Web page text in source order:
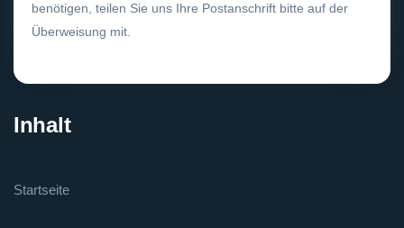
benötigen, teilen Sie uns Ihre Postanschrift bitte auf der
Überweisung mit.
Inhalt
Startseite